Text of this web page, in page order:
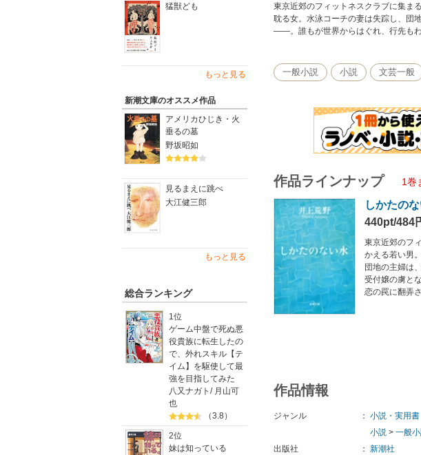
猛獣ども
もっと見る
新潮文庫のオススメ作品
アメリカひじき・火
垂るの墓
野坂昭如
見るまえに跳べ
大江健三郎
もっと見る
総合ランキング
1位
ゲーム中盤で死ぬ悪
役貴族に転生したの
で、外れスキル【テ
イム】を駆使して最
強を目指してみた
八又ナガト / 月山可
也
（3.8）
2位
妹は知っている
東京近郊のフィットネスクラブに集ま
耽る女。水泳コーチの妻は失踪し、団
――。誰もが世界からはぐれ、行先もわ
一般小説 小説 文芸一般
作品ラインナップ 1巻
しかたの
440pt/484
東京近郊のフ
かえる若い男
団地の主婦は
受付嬢の虜と
恋の罠に翻弄
作品情報
ジャンル ： 小説・実用書
小説 > 一般
出版社
： 新潮社